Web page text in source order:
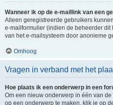
Wanneer ik op de e-maillink van een
Alleen geregistreerde gebruikers
e-mailformulier (indien de beheerder
van het e-mailsysteem door anonieme
Omhoog
Vragen in verband met het
Hoe plaats ik een onderwerp in een
Om een nieuw onderwerp in één van
op een onderwerp te maken, klik je op